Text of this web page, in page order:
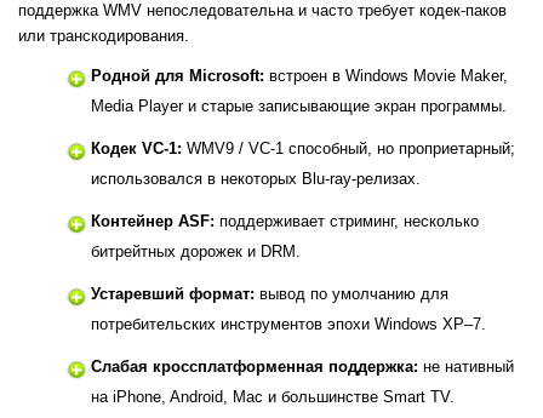
поддержка WMV непоследовательна и часто требует кодек-паков
или транскодирования.
Родной для Microsoft: встроен в Windows Movie Maker,
Media Player и старые записывающие экран программы.
Кодек VC-1: WMV9 / VC-1 способный, но проприетарный;
использовался в некоторых Blu-ray-релизах.
Контейнер ASF: поддерживает стриминг, несколько
битрейтных дорожек и DRM.
Устаревший формат: вывод по умолчанию для
потребительских инструментов эпохи Windows XP–7.
Слабая кроссплатформенная поддержка: не нативный
на iPhone, Android, Mac и большинстве Smart TV.